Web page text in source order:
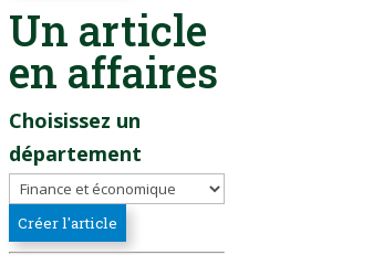
Un article
en affaires
Choisissez un
département